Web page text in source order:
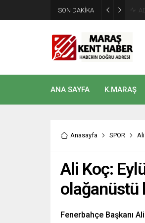
SON DAKİKA
ANA SAYFA K.MARAŞ
Anasayfa SPOR
Ali Koç:
olağanüstü
Fenerbahçe Başkanı